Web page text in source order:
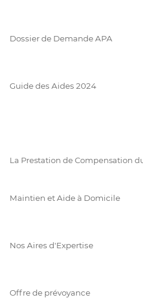
Dossier de Demande APA
Guide des Aides 2024
La Prestation de Compensation
Maintien et Aide à Domicile
Nos Aires d'Expertise
Offre de prévoyance